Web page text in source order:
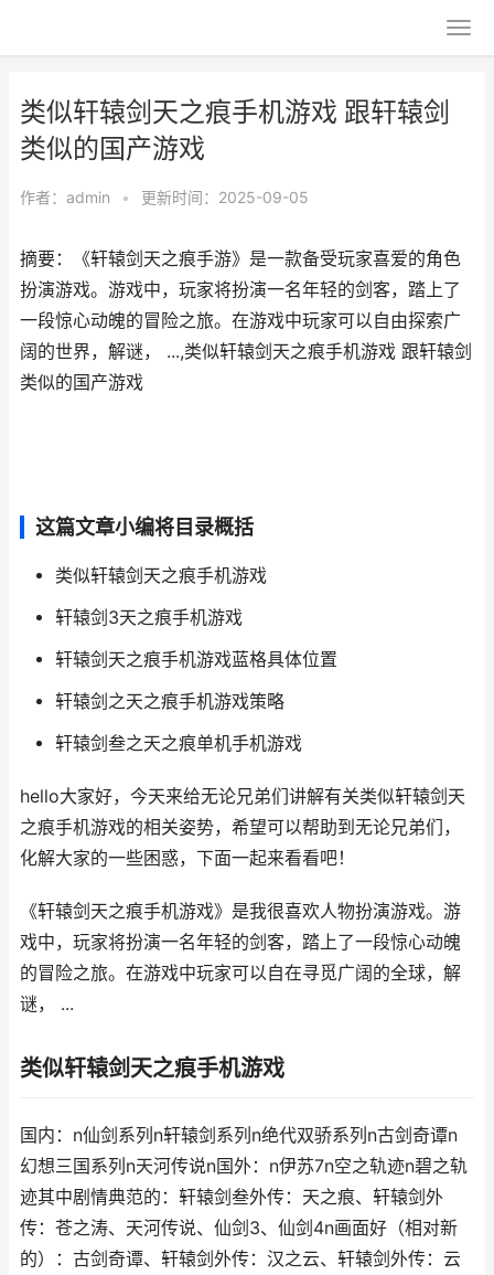
类似轩辕剑天之痕手机游戏 跟轩辕剑
类似的国产游戏
作者： admin • 更新时间：2025-09-05
摘要：《轩辕剑天之痕手游》是一款备受玩家喜爱的角色
扮演游戏。游戏中，玩家将扮演一名年轻的剑客，踏上了
一段惊心动魄的冒险之旅。在游戏中玩家可以自由探索广
阔的世界，解谜， ...,类似轩辕剑天之痕手机游戏 跟轩辕剑
类似的国产游戏
这篇文章小编将目录概括
类似轩辕剑天之痕手机游戏
轩辕剑3天之痕手机游戏
轩辕剑天之痕手机游戏蓝格具体位置
轩辕剑之天之痕手机游戏策略
轩辕剑叁之天之痕单机手机游戏
hello大家好，今天来给无论兄弟们讲解有关类似轩辕剑天
之痕手机游戏的相关姿势，希望可以帮助到无论兄弟们，
化解大家的一些困惑，下面一起来看看吧！
《轩辕剑天之痕手机游戏》是我很喜欢人物扮演游戏。游
戏中，玩家将扮演一名年轻的剑客，踏上了一段惊心动魄
的冒险之旅。在游戏中玩家可以自在寻觅广阔的全球，解
谜， ...
类似轩辕剑天之痕手机游戏
国内：n仙剑系列n轩辕剑系列n绝代双骄系列n古剑奇谭n
幻想三国系列n天河传说n国外：n伊苏7n空之轨迹n碧之轨
迹其中剧情典范的：轩辕剑叁外传：天之痕、轩辕剑外
传：苍之涛、天河传说、仙剑3、仙剑4n画面好（相对新
的）：古剑奇谭、轩辕剑外传：汉之云、轩辕剑外传：云